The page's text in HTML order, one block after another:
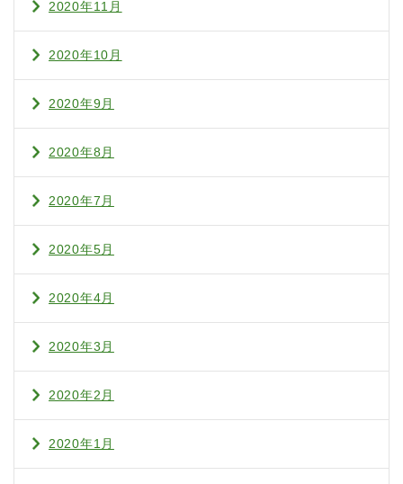
2020年11月
2020年10月
2020年9月
2020年8月
2020年7月
2020年5月
2020年4月
2020年3月
2020年2月
2020年1月